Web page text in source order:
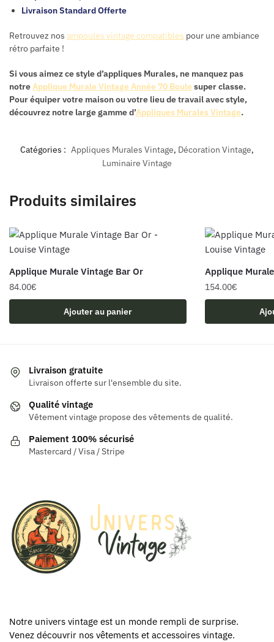
Livraison Standard Offerte
Retrouvez nos ampoules vintage compatibles pour une ambiance
rétro parfaite !
Si vous aimez ce style d’appliques Murales, ne manquez pas
notre Applique Murale Vintage Année 70 Boulesuper classe.
Pour équiper votre maison ou votre lieu de travail avec style,
découvrez notre large gamme d’Appliques Murales Vintage.
Catégories : Appliques Murales Vintage, Décoration Vintage,
Luminaire Vintage
Produits similaires
Applique Murale Vintage Bar Or
84.00€
Ajouter au panier
Applique
154.00€
Livraison gratuite
Livraison offerte sur l'ensemble du site.
Qualité vintage
Vêtement vintage propose des vêtements de qualité.
Paiement 100% sécurisé
Mastercard / Visa / Stripe
Notre univers vintage est un monde rempli de surprise.
Venez découvrir nos vêtements et accessoires vintage.